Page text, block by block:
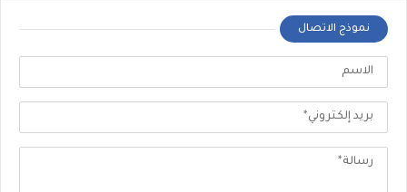
نموذج الاتصال